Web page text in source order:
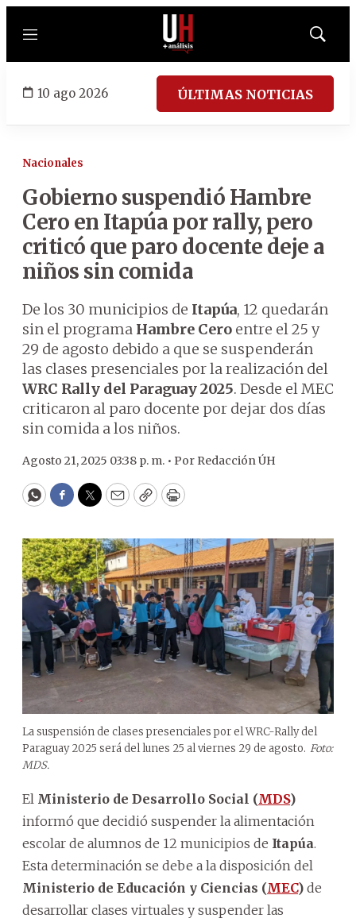
Menú
Mostrar
10 ago 2026 ÚLTIMAS NOTICIAS
Nacionales
Gobierno suspendió Hambre
Cero en Itapúa por rally, pero
criticó que paro docente deje a
niños sin comida
De los 30 municipios de Itapúa, 12 quedarán
sin el programa Hambre Cero entre el 25 y
29 de agosto debido a que se suspenderán
las clases presenciales por la realización del
WRC Rally del Paraguay 2025. Desde el MEC
criticaron al paro docente por dejar dos días
sin comida a los niños.
Agosto 21, 2025 03:38 p. m. • Por Redacción ÚH
WhatsApp
Facebook
Twitter
EmailCopyPrint
La suspensión de clases presenciales por el WRC-Rally del
Paraguay 2025 será del lunes 25 al viernes 29 de agosto. Foto:
MDS.
El Ministerio de Desarrollo Social (MDS)
informó que decidió suspender la alimentación
escolar de alumnos de 12 municipios de Itapúa.
Esta determinación se debe a la disposición del
Ministerio de Educación y Ciencias (MEC) de
desarrollar clases virtuales y suspender las